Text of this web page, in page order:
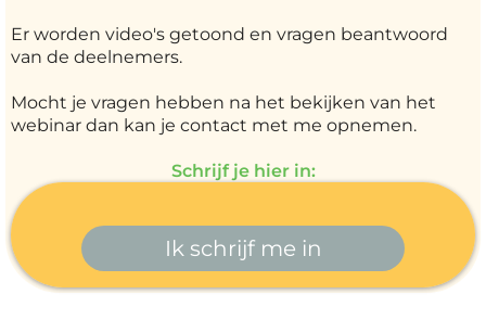
Er worden video's getoond en vragen beantwoord
van de deelnemers.
Mocht je vragen hebben na het bekijken van het
webinar dan kan je contact met me opnemen.
Schrijf je hier in:
Ik schrijf me in